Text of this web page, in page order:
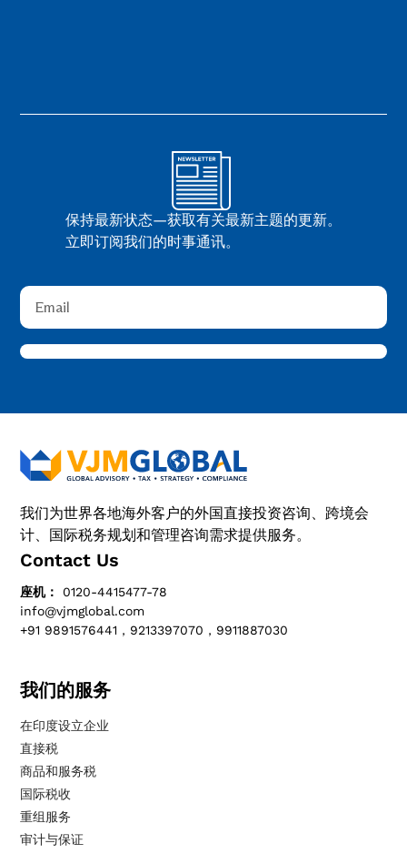
保持最新状态—获取有关最新主题的更新。
立即订阅我们的时事通讯。
我们为世界各地海外客户的外国直接投资咨询、跨境会
计、国际税务规划和管理咨询需求提供服务。
Contact Us
座机：
0120-4415477-78
info@vjmglobal.com
+91 9891576441，9213397070，9911887030
我们的服务
在印度设立企业
直接税
商品和服务税
国际税收
重组服务
审计与保证